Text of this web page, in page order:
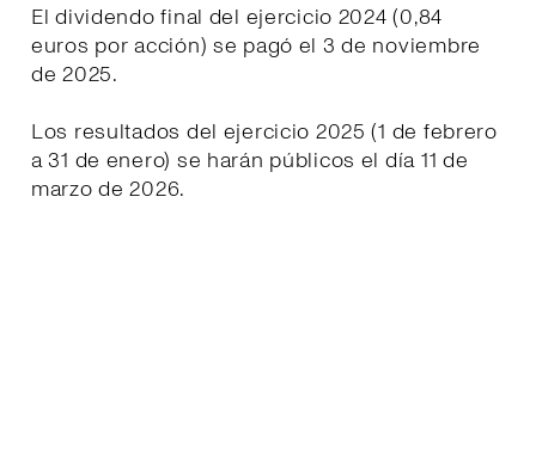
El dividendo final del ejercicio 2024 (0,84
euros por acción) se pagó el 3 de noviembre
de 2025.
Los resultados del ejercicio 2025 (1 de febrero
a 31 de enero) se harán públicos el día 11 de
marzo de 2026.